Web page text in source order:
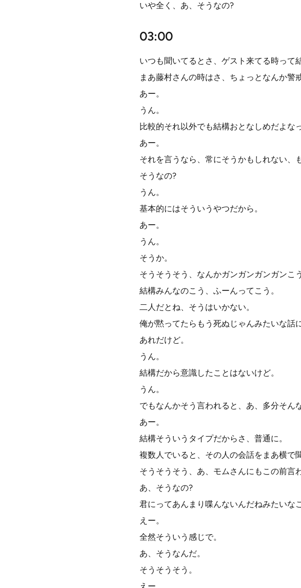
いや全く、あ、そうなの?
03:00
いつも聞いてるとさ、ゲスト来てる時って
まあ藤村さんの時はさ、ちょっとなんか警
あー。
うん。
比較的それ以外でも結構おとなしめだよな
あー。
それを言うなら、常にそうかもしれない、
そうなの?
うん。
基本的にはそういうやつだから。
あー。
うん。
そうか。
そうそうそう、なんかガンガンガンガンこ
結構みんなのこう、ふーんってこう。
二人だとね、そうはいかない。
俺が黙ってたらもう死ぬじゃんみたいな話
あれだけど。
うん。
結構だから意識したことはないけど。
うん。
でもなんかそう言われると、あ、多分そん
あー。
結構そういうタイプだからさ、普通に。
複数人でいると、その人の会話をまあ横で
そうそうそう、あ、モムさんにもこの前言
あ、そうなの?
君にってあんまり喋んないんだねみたいな
えー。
全然そういう感じで。
あ、そうなんだ。
そうそうそう。